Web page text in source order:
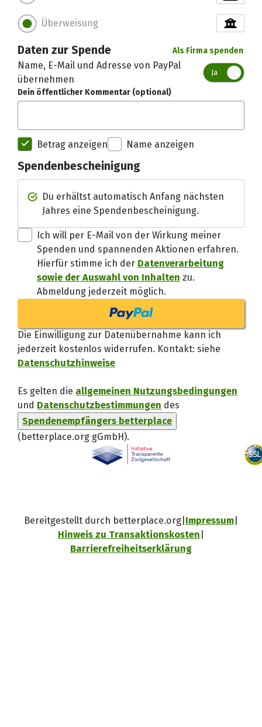
Überweisung
Daten zur Spende Als Firma spenden
Name, E-Mail und Adresse von PayPal
übernehmen
Ja
Dein öffentlicher Kommentar (optional)
Betrag anzeigen Name anzeigen
Spendenbescheinigung
Du erhältst automatisch Anfang nächsten
Jahres eine Spendenbescheinigung.
Ich will per E-Mail von der Wirkung meiner
Spenden und spannenden Aktionen erfahren.
Hierfür stimme ich der Datenverarbeitung
sowie der Auswahl von Inhalten zu.
Abmeldung jederzeit möglich.
Die Einwilligung zur Datenübernahme kann ich
jederzeit kostenlos widerrufen. Kontakt: siehe
Datenschutzhinweise
Es gelten die allgemeinen Nutzungsbedingungen
und Datenschutzbestimmungen des
Spendenempfängers betterplace
(betterplace.org gGmbH)
Spendenempfänger
.
Bereitgestellt durch betterplace.org Impressum
Hinweis zu Transaktionskosten
Barrierefreiheitserklärung